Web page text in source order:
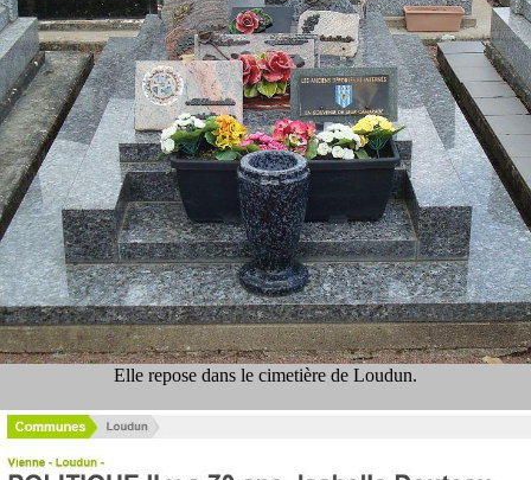
Elle repose dans le cimetière de Loudun.